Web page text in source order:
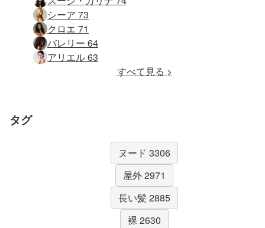
シーア 73
クロエ 71
バレリー 64
アリエル 63
すべて見る >
タグ
ヌード 3306
屋外 2971
長い髪 2885
裸 2630